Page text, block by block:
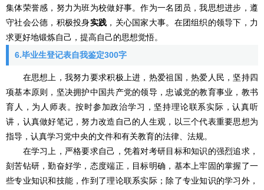
集体荣誉感，努力为班为校做好事。作为一名团员，我思想进步，遵
守社会公德，积极投身实践 ，关心国家大事。在团组织的领导下，力
求更好地锻炼自己，提高自己的思想觉悟。
6.毕业生登记表自我鉴定300字
在思想上，我努力要求积极上进，热爱祖国，热爱人民，坚持四
项基本原则，坚决拥护中国共产党的领导，忠诚党的教育事业，教书
育人，为人师表。按时参加政治学习，坚持理论联系实际，认真听
讲，认真做好笔记，努力改造自己的人生观，以三个代表重要思想为
指导，认真学习党中央的文件和有关教育的法律、法规。
在学习上，严格要求自己，凭着对考研目标和知识的强烈追求，
刻苦钻研，勤奋好学，态度端正，目标明确，基本上牢固的掌握了一
些专业知识和技能，作到了理论联系实际；除了专业知识的学习外，